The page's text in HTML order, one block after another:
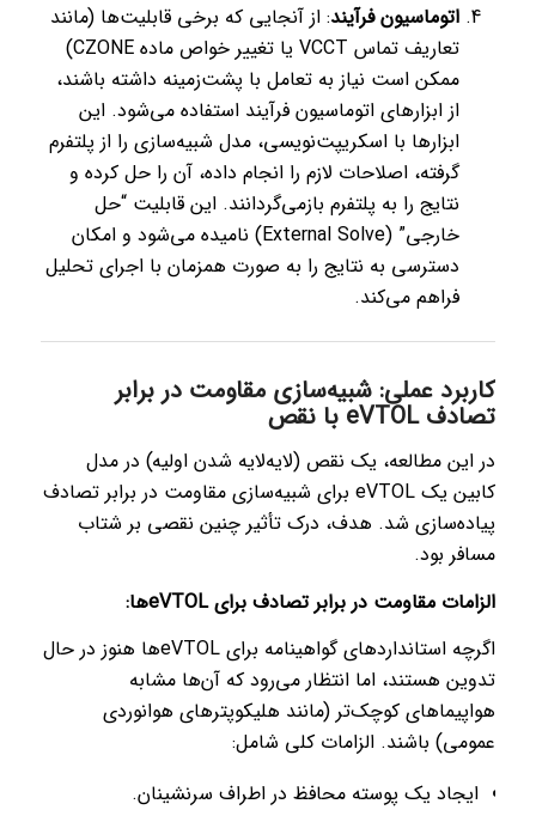
اتوماسیون فرآیند: از آنجایی که برخی قابلیت‌ها (مانند
تعاریف تماس VCCT یا تغییر خواص ماده CZONE)
ممکن است نیاز به تعامل با پشت‌زمینه داشته باشند،
از ابزارهای اتوماسیون فرآیند استفاده می‌شود. این
ابزارها با اسکریپت‌نویسی، مدل شبیه‌سازی را از پلتفرم
گرفته، اصلاحات لازم را انجام داده، آن را حل کرده و
نتایج را به پلتفرم بازمی‌گردانند. این قابلیت “حل
خارجی” (External Solve) نامیده می‌شود و امکان
دسترسی به نتایج را به صورت همزمان با اجرای تحلیل
فراهم می‌کند.
کاربرد عملی: شبیه‌سازی مقاومت در برابر
تصادف eVTOL با نقص
در این مطالعه، یک نقص (لایه‌لایه شدن اولیه) در مدل
کابین یک eVTOL برای شبیه‌سازی مقاومت در برابر تصادف
پیاده‌سازی شد. هدف، درک تأثیر چنین نقصی بر شتاب
مسافر بود.
الزامات مقاومت در برابر تصادف برای eVTOLها:
اگرچه استانداردهای گواهینامه برای eVTOLها هنوز در حال
تدوین هستند، اما انتظار می‌رود که آن‌ها مشابه
هواپیماهای کوچک‌تر (مانند هلیکوپترهای هوانوردی
عمومی) باشند. الزامات کلی شامل:
ایجاد یک پوسته محافظ در اطراف سرنشینان.